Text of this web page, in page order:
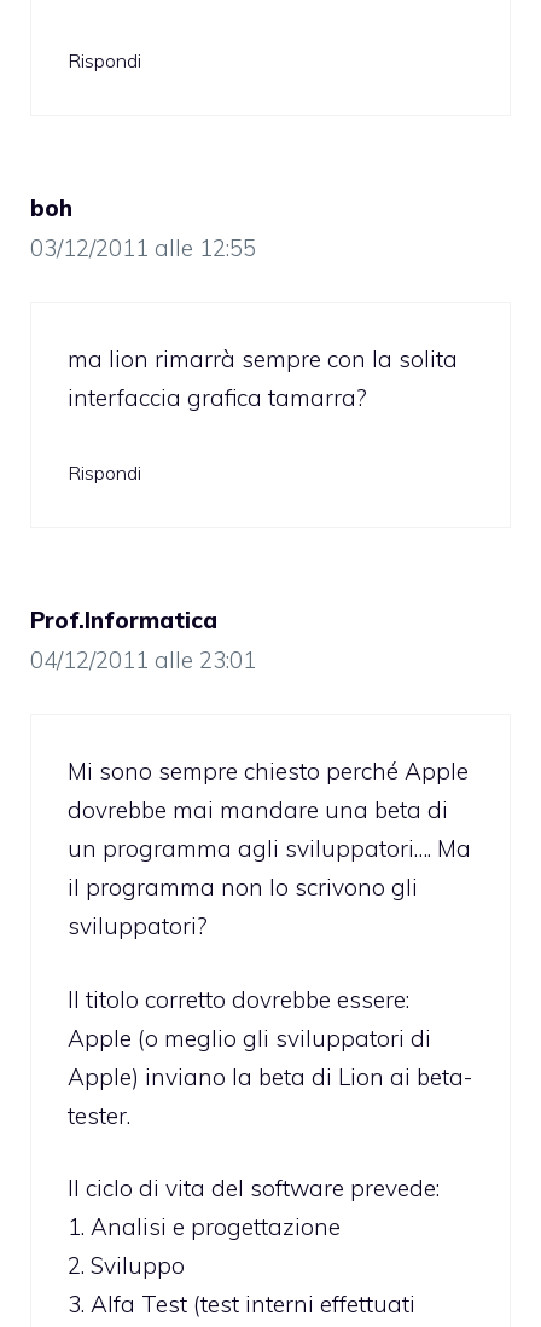
Rispondi
boh
03/12/2011 alle 12:55
ma lion rimarrà sempre con la solita
interfaccia grafica tamarra?
Rispondi
Prof.Informatica
04/12/2011 alle 23:01
Mi sono sempre chiesto perché Apple
dovrebbe mai mandare una beta di
un programma agli sviluppatori…. Ma
il programma non lo scrivono gli
sviluppatori?
Il titolo corretto dovrebbe essere:
Apple (o meglio gli sviluppatori di
Apple) inviano la beta di Lion ai beta-
tester.
Il ciclo di vita del software prevede:
1. Analisi e progettazione
2. Sviluppo
3. Alfa Test (test interni effettuati